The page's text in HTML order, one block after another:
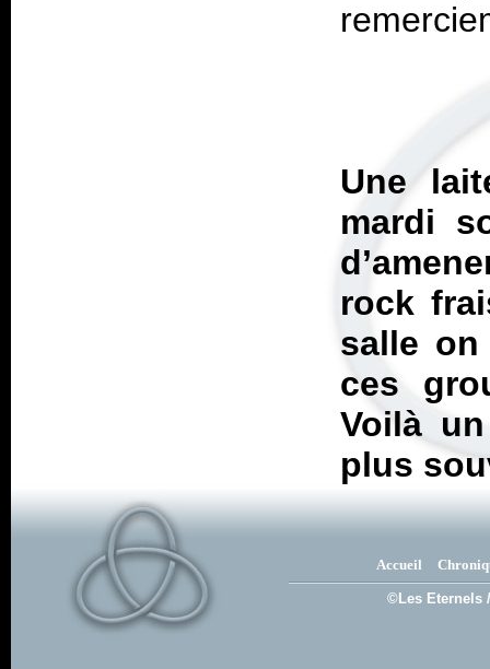
Une
mardi
rock
salle
ces
Voilà
plus
Accueil
©Les Eternels